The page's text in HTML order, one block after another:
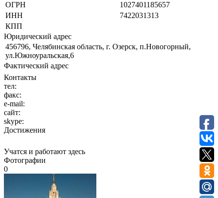
ОГРН
1027401185657
ИНН
7422031313
КПП
Юридический адрес
456796, Челябинская область, г. Озерск, п.Новогорный,
ул.Южноуральская,6
Фактический адрес
Контакты
тел:
факс:
e-mail:
сайт:
skype:
Достижения
Учатся и работают здесь
Фотографии
0